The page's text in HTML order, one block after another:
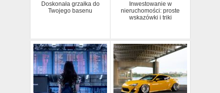
Doskonała grzałka do
Twojego basenu
Inwestowanie w
nieruchomości: proste
wskazówki i triki